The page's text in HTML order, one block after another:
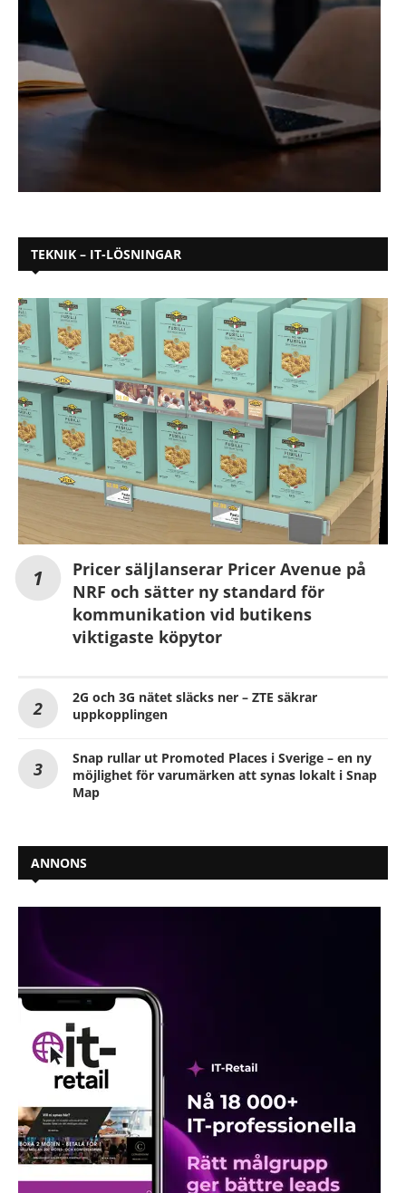
TEKNIK – IT-LÖSNINGAR
Pricer säljlanserar Pricer Avenue på
NRF och sätter ny standard för
kommunikation vid butikens
viktigaste köpytor
2G och 3G nätet släcks ner – ZTE säkrar
uppkopplingen
Snap rullar ut Promoted Places i Sverige – en ny
möjlighet för varumärken att synas lokalt i Snap
Map
ANNONS